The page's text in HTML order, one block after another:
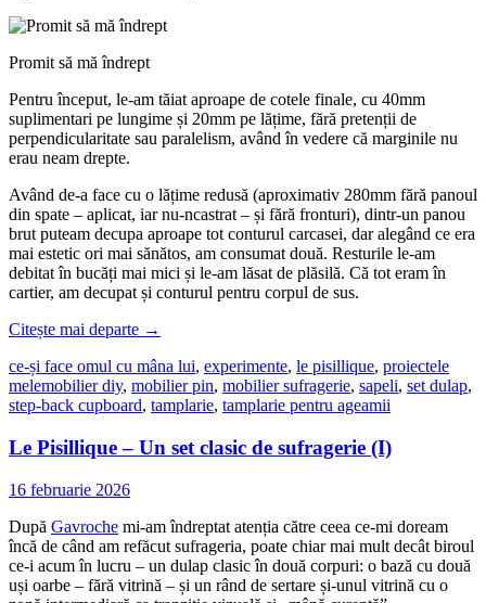
Promit să mă îndrept
Pentru început, le-am tăiat aproape de cotele finale, cu 40mm
suplimentari pe lungime și 20mm pe lățime, fără pretenții de
perpendicularitate sau paralelism, având în vedere că marginile nu
erau neam drepte.
Având de-a face cu o lățime redusă (aproximativ 280mm fără panoul
din spate – aplicat, iar nu-ncastrat – și fără fronturi), dintr-un panou
brut puteam decupa aproape tot conturul carcasei, dar alegând ce era
mai estetic ori mai sănătos, am consumat două. Resturile le-am
debitat în bucăți mai mici și le-am lăsat de plăsilă. Că tot eram în
cartier, am decupat și conturul pentru corpul de sus.
Citește mai departe →
ce-și face omul cu mâna lui, experimente, le pisillique, proiectele
melemobilier diy, mobilier pin, mobilier sufragerie, sapeli, set dulap,
step-back cupboard, tamplarie, tamplarie pentru ageamii
Le Pisillique – Un set clasic de sufragerie (I)
16 februarie 2026
După Gavroche mi-am îndreptat atenția către ceea ce-mi doream
încă de când am refăcut sufrageria, poate chiar mai mult decât biroul
ce-i acum în lucru – un dulap clasic în două corpuri: o bază cu două
uși oarbe – fără vitrină – și un rând de sertare și-unul vitrină cu o